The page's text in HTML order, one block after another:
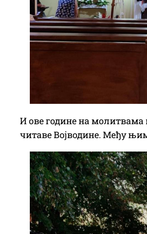
И ове године на молитвама
читаве Војводине. Међу